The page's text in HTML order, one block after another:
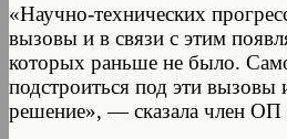
«Научно-технических
вызовы и в связи с этим
которых раньше не было.
подстроиться под эти вызовы
решение», — сказала член